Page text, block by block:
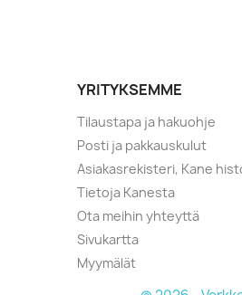
YRITYKSEMME
Tilaustapa ja hakuohje
Posti ja pakkauskulut
Asiakasrekisteri, Kane
Tietoja Kanesta
Ota meihin yhteyttä
Sivukartta
Myymälät